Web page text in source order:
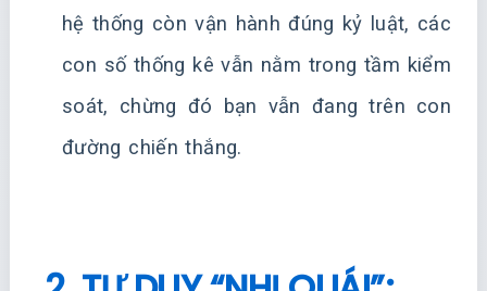
hệ thống còn vận hành đúng kỷ luật, các
con số thống kê vẫn nằm trong tầm kiểm
soát, chừng đó bạn vẫn đang trên con
đường chiến thắng.